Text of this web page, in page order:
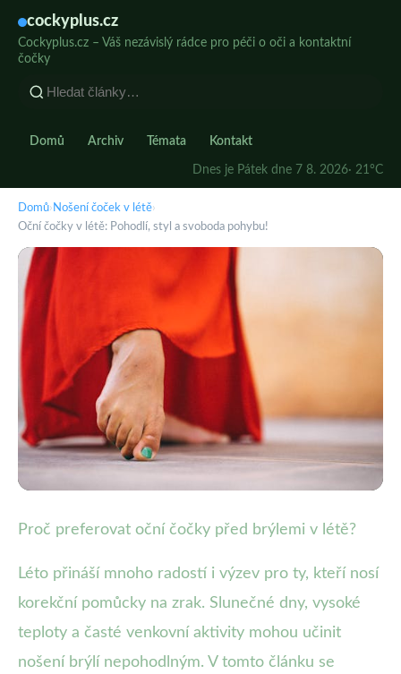
cockyplus.cz
Cockyplus.cz – Váš nezávislý rádce pro péči o oči a kontaktní
čočky
Domů Archiv Témata Kontakt
Dnes je Pátek dne 7 8. 2026· 21°C
Domů› Nošení čoček v létě›
Oční čočky v létě: Pohodlí, styl a svoboda pohybu!
svoboda pohybu!
10. 7. 2025· 4 min čtení · Autor: Lucie Kučerová
Proč preferovat oční čočky před brýlemi v létě?
Léto přináší mnoho radostí i výzev pro ty, kteří nosí
korekční pomůcky na zrak. Slunečné dny, vysoké
teploty a časté venkovní aktivity mohou učinit
nošení brýlí nepohodlným. V tomto článku se